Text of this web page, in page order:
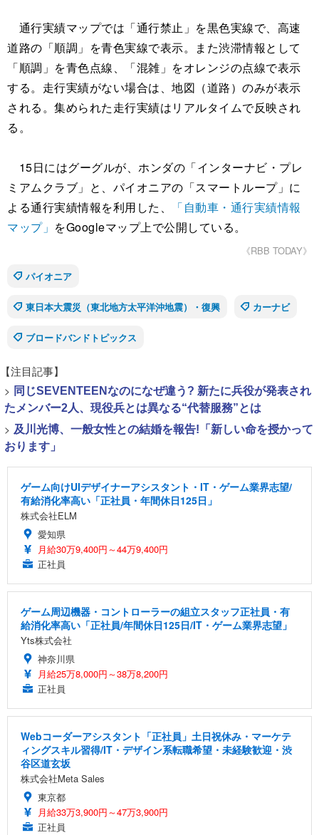
通行実績マップでは「通行禁止」を黒色実線で、高速
道路の「順調」を青色実線で表示。また渋滞情報として
「順調」を青色点線、「混雑」をオレンジの点線で表示
する。走行実績がない場合は、地図（道路）のみが表示
される。集められた走行実績はリアルタイムで反映され
る。
15日にはグーグルが、ホンダの「インターナビ・プレ
ミアムクラブ」と、パイオニアの「スマートループ」に
よる通行実績情報を利用した、
「自動車・通行実績情報
マップ」 をGoogleマップ上で公開している。
《RBB TODAY》
パイオニア
東日本大震災（東北地方太平洋沖地震）・復興 カーナビ
ブロードバンドトピックス
【注目記事】
> 同じSEVENTEENなのになぜ違う? 新たに兵役が発表され
たメンバー2人、現役兵とは異なる“代替服務”とは
> 及川光博、一般女性との結婚を報告!「新しい命を授かって
おります」
ゲーム向けUIデザイナーアシスタント・IT・ゲーム業界志望/
有給消化率高い「正社員・年間休日125日」
株式会社ELM
愛知県
月給30万9,400円～44万9,400円
正社員
ゲーム周辺機器・コントローラーの組立スタッフ正社員・有
給消化率高い「正社員/年間休日125日/IT・ゲーム業界志望」
Yts株式会社
神奈川県
月給25万8,000円～38万8,200円
正社員
Webコーダーアシスタント「正社員」土日祝休み・マーケテ
ィングスキル習得/IT・デザイン系転職希望・未経験歓迎・渋
谷区道玄坂
株式会社Meta Sales
東京都
月給33万3,900円～47万3,900円
正社員